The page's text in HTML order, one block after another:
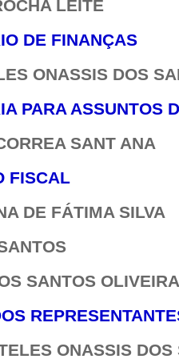
LEITE
DE FINANÇAS
ONASSIS DOS
PARA ASSUNTOS
SANT ANA
FISCAL
DE FÁTIMA SILVA
SANTOS OLIVEIRA
ONASSIS DOS